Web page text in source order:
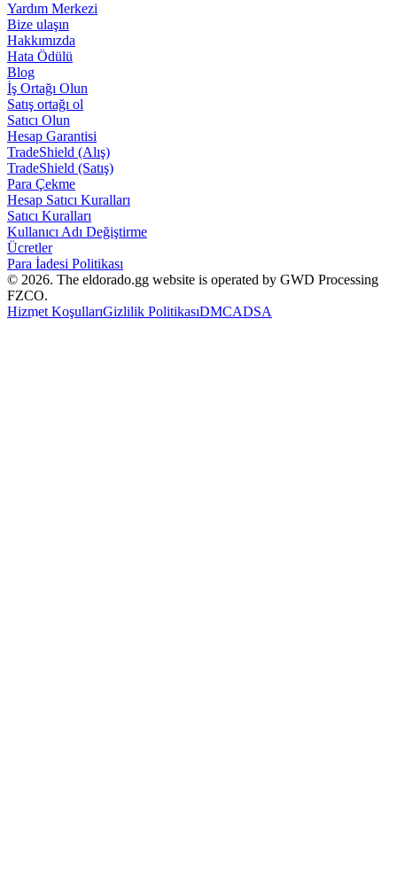
Yardım Merkezi
Bize ulaşın
Hakkımızda
Hata Ödülü
Blog
İş Ortağı Olun
Satış ortağı ol
Satıcı Olun
Hesap Garantisi
TradeShield (Alış)
TradeShield (Satış)
Para Çekme
Hesap Satıcı Kuralları
Satıcı Kuralları
Kullanıcı Adı Değiştirme
Ücretler
Para İadesi Politikası
© 2026. The eldorado.gg website is operated by GWD Processing
FZCO.
Hizmet KoşullarıGizlilik PolitikasıDMCADSA